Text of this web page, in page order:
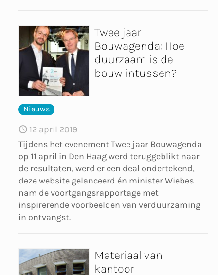
Nieuws
Twee jaar
Bouwagenda: Hoe
duurzaam is de
bouw intussen?
12 april 2019
Tijdens het evenement Twee jaar Bouwagenda
op 11 april in Den Haag werd teruggeblikt naar
de resultaten, werd er een deal ondertekend,
deze website gelanceerd én minister Wiebes
nam de voortgangsrapportage met
inspirerende voorbeelden van verduurzaming
in ontvangst.
Materiaal van
kantoor